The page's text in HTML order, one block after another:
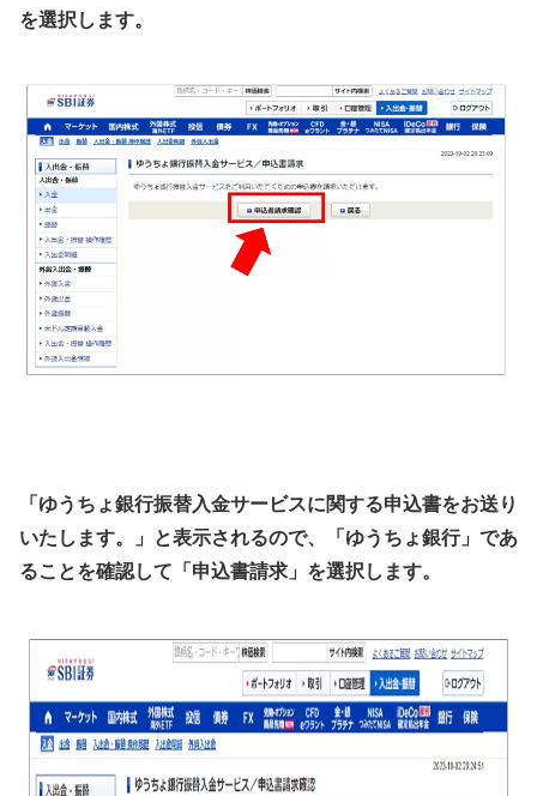
を選択します。
「ゆうちょ銀行振替入金サービスに関する申込書をお送り
いたします。」と表示されるので、「ゆうちょ銀行」であ
ることを確認して「申込書請求」を選択します。